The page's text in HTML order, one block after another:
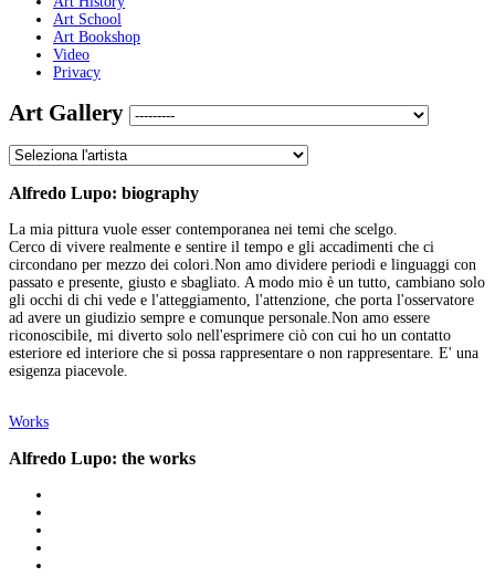
Art School
Art Bookshop
Video
Privacy
Art Gallery
Alfredo Lupo: biography
La mia pittura vuole esser contemporanea nei temi che scelgo.
Cerco di vivere realmente e sentire il tempo e gli accadimenti che ci
circondano per mezzo dei colori.Non amo dividere periodi e linguaggi con
passato e presente, giusto e sbagliato. A modo mio è un tutto, cambiano solo
gli occhi di chi vede e l'atteggiamento, l'attenzione, che porta l'osservatore
ad avere un giudizio sempre e comunque personale.Non amo essere
riconoscibile, mi diverto solo nell'esprimere ciò con cui ho un contatto
esteriore ed interiore che si possa rappresentare o non rappresentare. E' una
esigenza piacevole.
Works
Alfredo Lupo: the works